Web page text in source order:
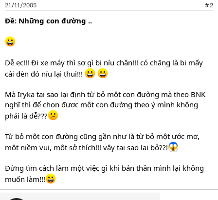
21/11/2005 #2
Ðề: Những con đường ..
Dễ ẹc!!! Đi xe máy thì sợ gì bị níu chân!!! có chăng là bị mấy
cái đèn đỏ níu lại thui!!!
Mà Iryka tại sao lại định từ bỏ một con đường mà theo BNK
nghĩ thì để chọn được một con đường theo ý mình không
phải là dễ???
Từ bỏ một con đường cũng gần như là từ bỏ một ước mơ,
một niềm vui, một sở thích!!! vậy tại sao lại bỏ??!
Đừng tìm cách làm một việc gì khi bản thân mình lại không
muốn làm!!!